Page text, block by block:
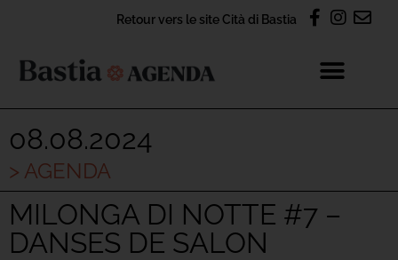
Retour vers le site Cità di Bastia
08.08.2024
> AGENDA
MILONGA DI NOTTE #7 –
DANSES DE SALON